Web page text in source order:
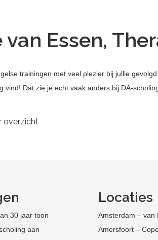
van Essen,
trainingen met veel plezier bij jullie
vind! Dat zie je echt vaak anders bij DA-
overzicht
30 jaar toon
aan
Locaties
Amsterdam – van
Amersfoort –